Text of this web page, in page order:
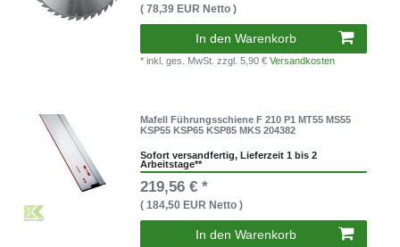
( 78,39 EUR Netto )
In den Warenkorb
* inkl. ges. MwSt.zzgl. 5,90 €Versandkosten
Mafell Führungsschiene F 210 P1 MT55 MS55
KSP55 KSP65 KSP85 MKS 204382
Sofort versandfertig, Lieferzeit 1 bis 2
Arbeitstage**
219,56 € *
( 184,50 EUR Netto )
In den Warenkorb